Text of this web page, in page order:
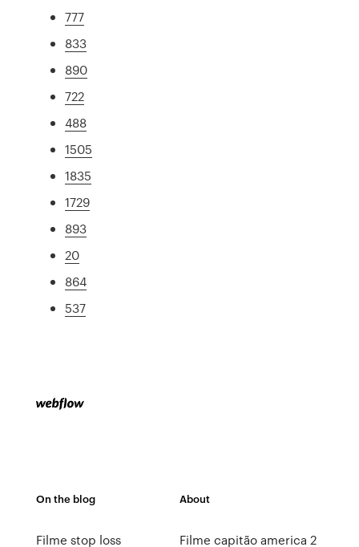
777
833
890
722
488
1505
1835
1729
893
20
864
537
On the blog
Filme stop loss
About
Filme capitão america 2